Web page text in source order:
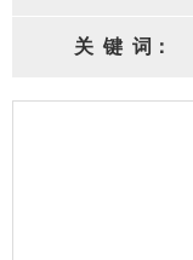
关 键 词：